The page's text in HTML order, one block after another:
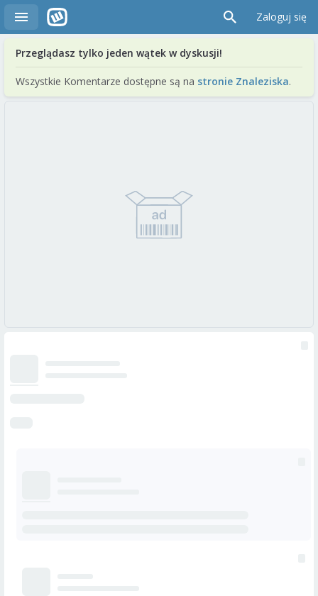
Zaloguj się
Przeglądasz tylko jeden wątek w dyskusji!
Wszystkie Komentarze dostępne są na stronie Znaleziska.